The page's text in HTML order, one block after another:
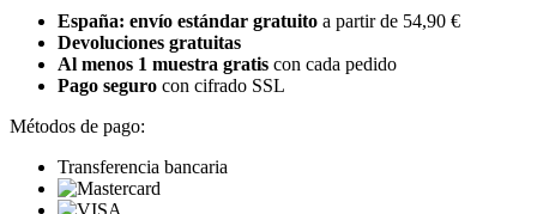
España: envío estándar gratuito a partir de 54,90 €
Devoluciones gratuitas
Al menos 1 muestra gratis con cada pedido
Pago seguro con cifrado SSL
Métodos de pago:
Transferencia bancaria